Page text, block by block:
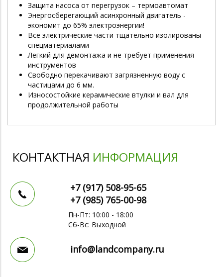
Защита насоса от перегрузок – термоавтомат
Энергосберегающий асинхронный двигатель -
экономит до 65% электроэнергии!
Все электрические части тщательно изолированы
спецматериалами
Легкий для демонтажа и не требует применения
инструментов
Свободно перекачивают загрязненную воду с
частицами до 6 мм.
Износостойкие керамические втулки и вал для
продолжительной работы
КОНТАКТНАЯ ИНФОРМАЦИЯ
+7 (917) 508-95-65
+7 (985) 765-00-98
Пн-Пт: 10:00 - 18:00
Сб-Вс: Выходной
info@landcompany.ru